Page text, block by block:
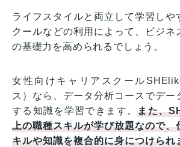
ライフスタイルと両立して学習しや
クールなどの利用によって、ビジネ
の基礎力を高められるでしょう。
女性向けキャリアスクール
ス）なら、データ分析コースでデー
する知識を学習できます。また、
上の職種スキルが学び放題なので、
キルや知識を複合的に身につけられ